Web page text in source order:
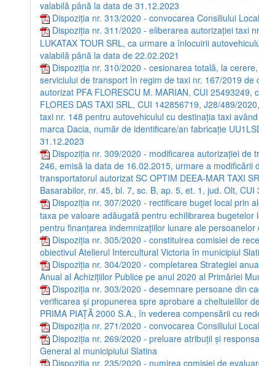
valabilă până la data de 31.12.2023
Dispoziția nr. 313/2020 - convocarea Consiliului Local
Dispoziția nr. 311/2020 - eliberarea autorizației taxi
LUKATAX TOUR SRL, ca urmare a înlocuirii
valabilă până la data de 22.02.2021
Dispoziția nr. 310/2020 - cesionarea totală, la
serviciului de transport în regim de taxi nr. 167/2019 de
autorizat PFA FLORESCU M. MARIAN, CUI
FLORES DAS TAXI SRL, CUI 142856719, J28/489/
taxi nr. 148 pentru autovehiculul cu destinația taxi
marca Dacia, număr de identificare/an fabricație
31.12.2023
Dispoziția nr. 309/2020 - modificarea autorizației de
246, emisă la data de 16.02.2015, urmare a modificării
transportatorul autorizat SC OPTIM DEEA-MAR TAXI
Basarabilor, nr. 45, bl. 7, sc. B, ap. 5, et. 1, jud. Olt,
Dispoziția nr. 307/2020 - rectificare buget local prin
taxa pe valoare adăugată pentru echilibrarea bugetelor
pentru finanțarea indemnizațiilor lunare ale persoanelor
Dispoziția nr. 305/2020 - constituirea comisiei de
obiectivul Atelierul Intercultural Victoria în municipiul
Dispoziția nr. 304/2020 - completarea Strategiei
Anual al Achizițiilor Publice pe anul 2020 al Primăriei
Dispoziția nr. 303/2020 - desemnare persoane din
verificarea și propunerea spre aprobare a cheltuielilor
PRIMA PIAȚĂ 2000 S.A., în vederea compensării cu
Dispoziția nr. 271/2020 - convocarea Consiliului Local
Dispoziția nr. 269/2020 - preluare atribuții și
General al municipiului Slatina
Dispoziția nr. 235/2020 - numirea comisiei de